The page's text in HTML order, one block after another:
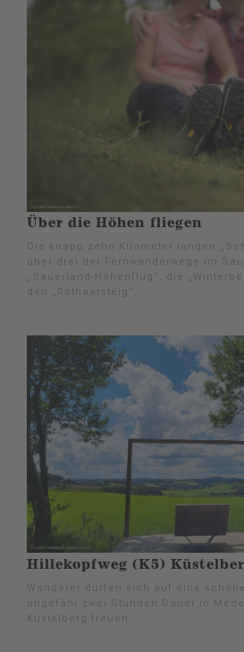
Über die Höhen fliegen
Die knapp zehn Kilometer langen
über drei der Fernwanderwege im
„Sauerland-Höhenflug“, die
den „Rothaarsteig“.
Hillekopfweg (K5)
Wanderer dürfen sich auf eine
ungefähr zwei Stunden Dauer in
Küstelberg freuen.